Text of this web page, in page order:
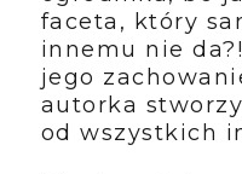
faceta, który
innemu nie
jego
autorka
od wszystkich